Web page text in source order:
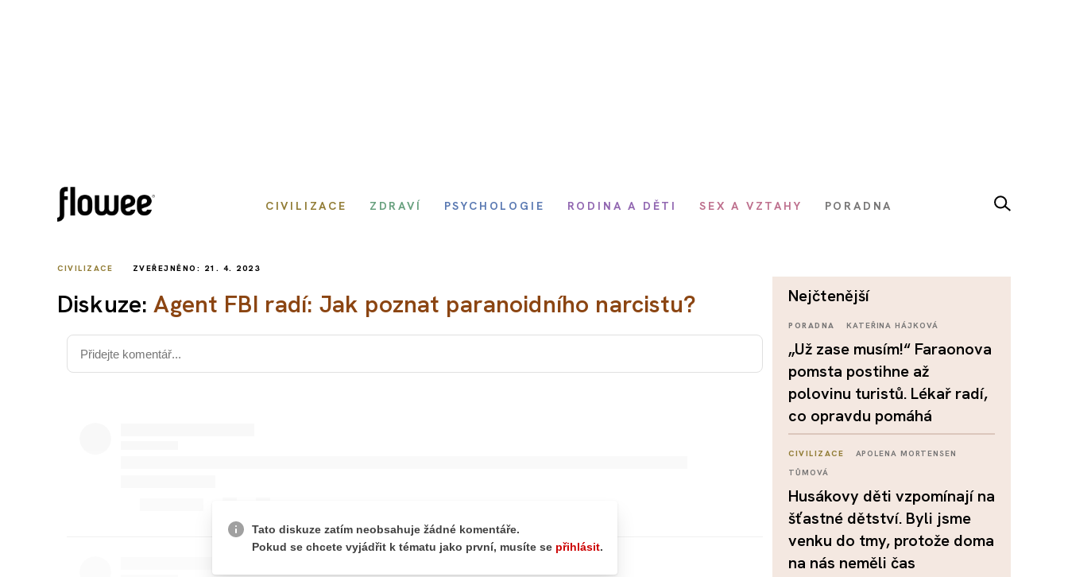
CIVILIZACE ZDRAVÍ PSYCHOLOGIE RODINA A DĚTI SEX A VZTAHY PORADNA
CIVILIZACE ZVEŘEJNĚNO: 21. 4. 2023
Diskuze:Agent FBI radí: Jak poznat paranoidního narcistu? nejčtenější
PORADNA KATEŘINA HÁJKOVÁ
„Už zase musím!“ Faraonova
pomsta postihne až
polovinu turistů. Lékař radí,
co opravdu pomáhá
CIVILIZACE
APOLENA MORTENSEN
TŮMOVÁ
Husákovy děti vzpomínají na
šťastné dětství. Byli jsme
venku do tmy, protože doma
na nás neměli čas